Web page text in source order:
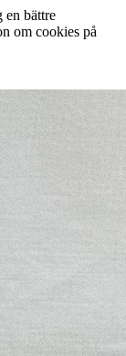
en bättre
om cookies på